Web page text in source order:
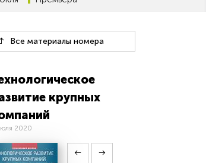
Все материалы номера
крупных
2020